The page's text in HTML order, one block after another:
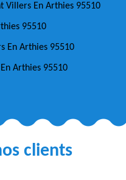
Villers En Arthies 95510
95510
En Arthies 95510
Arthies 95510
clients